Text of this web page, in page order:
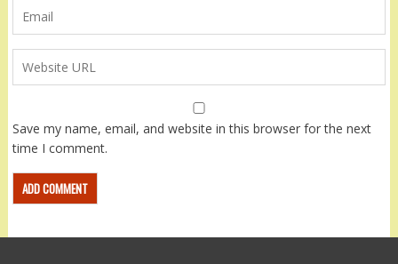
Save my name, email, and website in this browser for the next
time I comment.